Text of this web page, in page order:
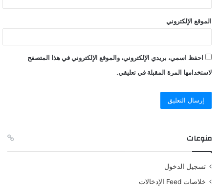
الموقع الإلكتروني
احفظ اسمي، بريدي الإلكتروني، والموقع الإلكتروني في هذا المتصفح
لاستخدامها المرة المقبلة في تعليقي.
منوعات
تسجيل الدخول
خلاصات Feed الإدخالات